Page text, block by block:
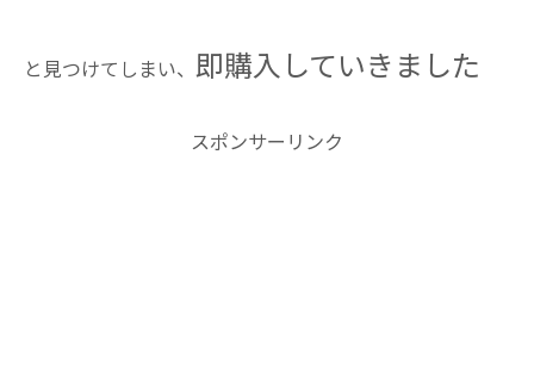
と見つけてしまい、 即購入していきました
スポンサーリンク